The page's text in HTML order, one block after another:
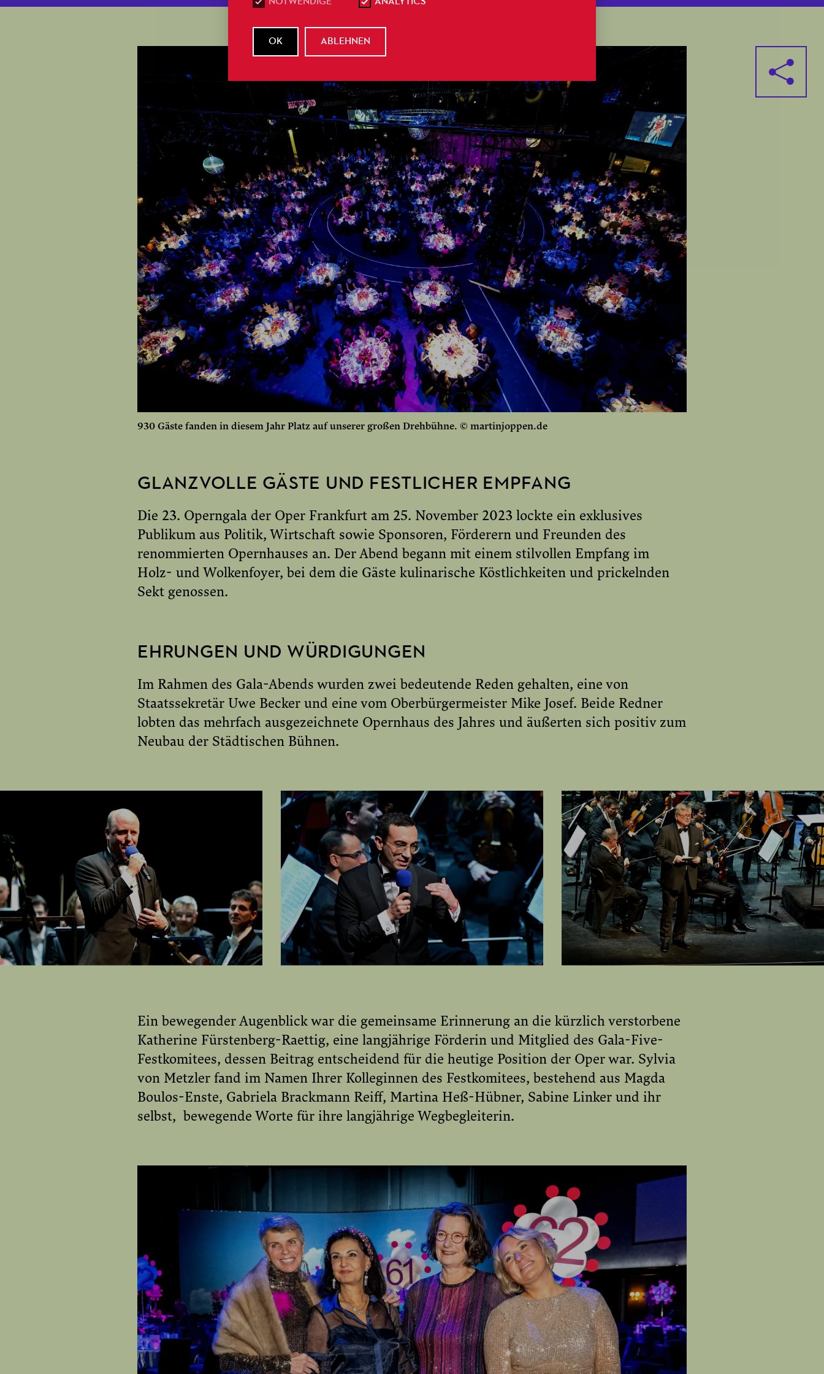
930 Gäste fanden in diesem Jahr Platz auf unserer großen Drehbühne. © martinjoppen.de
GLANZVOLLE GÄSTE UND FESTLICHER EMPFANG
Die 23. Operngala der Oper Frankfurt am 25. November 2023 lockte ein exklusives
Publikum aus Politik, Wirtschaft sowie Sponsoren, Förderern und Freunden des
renommierten Opernhauses an. Der Abend begann mit einem stilvollen Empfang im
Holz- und Wolkenfoyer, bei dem die Gäste kulinarische Köstlichkeiten und prickelnden
Sekt genossen.
EHRUNGEN UND WÜRDIGUNGEN
Im Rahmen des Gala-Abends wurden zwei bedeutende Reden gehalten, eine von
Staatssekretär Uwe Becker und eine vom Oberbürgermeister Mike Josef. Beide Redner
lobten das mehrfach ausgezeichnete Opernhaus des Jahres und äußerten sich positiv zum
Neubau der Städtischen Bühnen.
Ein bewegender Augenblick war die gemeinsame Erinnerung an die kürzlich verstorbene
Katherine Fürstenberg-Raettig, eine langjährige Förderin und Mitglied des Gala-Five-
Festkomitees, dessen Beitrag entscheidend für die heutige Position der Oper war. Sylvia
von Metzler fand im Namen Ihrer Kolleginnen des Festkomitees, bestehend aus Magda
Boulos-Enste, Gabriela Brackmann Reiff, Martina Heß-Hübner, Sabine Linker und ihr
selbst, bewegende Worte für ihre langjährige Wegbegleiterin.
OK ABLEHNEN